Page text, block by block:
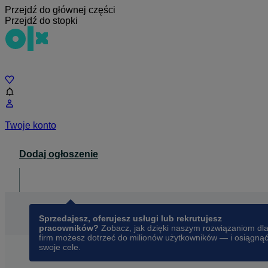
Przejdź do głównej części
Przejdź do stopki
Twoje konto
Dodaj ogłoszenie
Sprzedajesz, oferujesz usługi lub rekrutujesz
pracowników? Zobacz, jak dzięki naszym rozwiązaniom dla
firm możesz dotrzeć do milionów użytkowników — i osiągnąć
swoje cele.